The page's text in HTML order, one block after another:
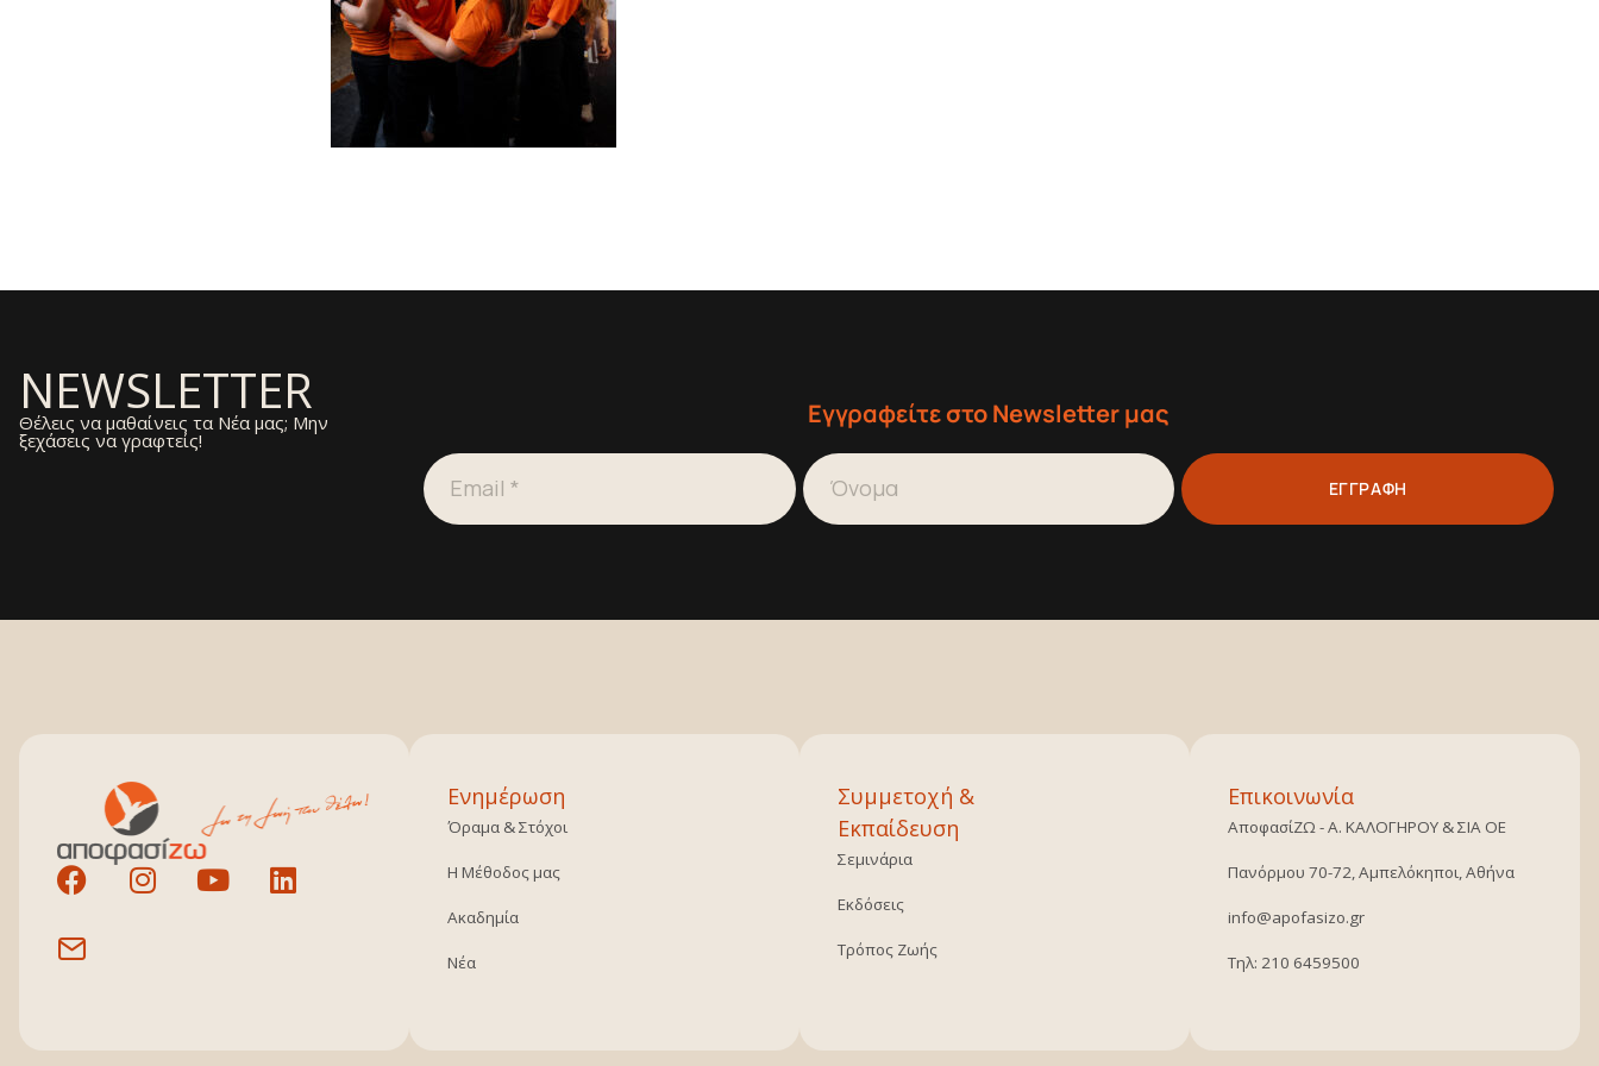
NEWSLETTER
Θέλεις να μαθαίνεις τα Νέα μας; Μην
ξεχάσεις να γραφτείς!
Εγγραφείτε στο Newsletter μας
ΕΓΓΡΑΦΗ
Ενημέρωση
Όραμα & Στόχοι
Η Μέθοδος μας
Ακαδημία
Νέα
Συμμετοχή &
Εκπαίδευση
Σεμινάρια
Εκδόσεις
Τρόπος Ζωής
Επικοινωνία
ΑποφασίΖΩ - Α. ΚΑΛΟΓΗΡΟΥ & ΣΙΑ ΟΕ
Πανόρμου 70-72, Αμπελόκηποι, Αθήνα
info@apofasizo.gr
Τηλ: 210 6459500